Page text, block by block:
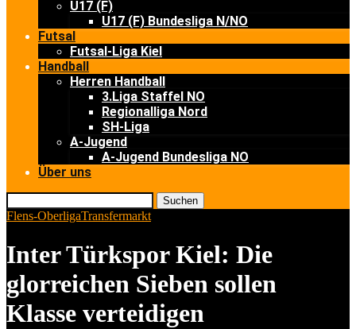
U17 (F)
U17 (F) Bundesliga N/NO
Futsal
Futsal-Liga Kiel
Handball
Herren Handball
3.Liga Staffel NO
Regionalliga Nord
SH-Liga
A-Jugend
A-Jugend Bundesliga NO
Über uns
Suchen
Flens-OberligaTransfermarkt
Inter Türkspor Kiel: Die
glorreichen Sieben sollen
Klasse verteidigen